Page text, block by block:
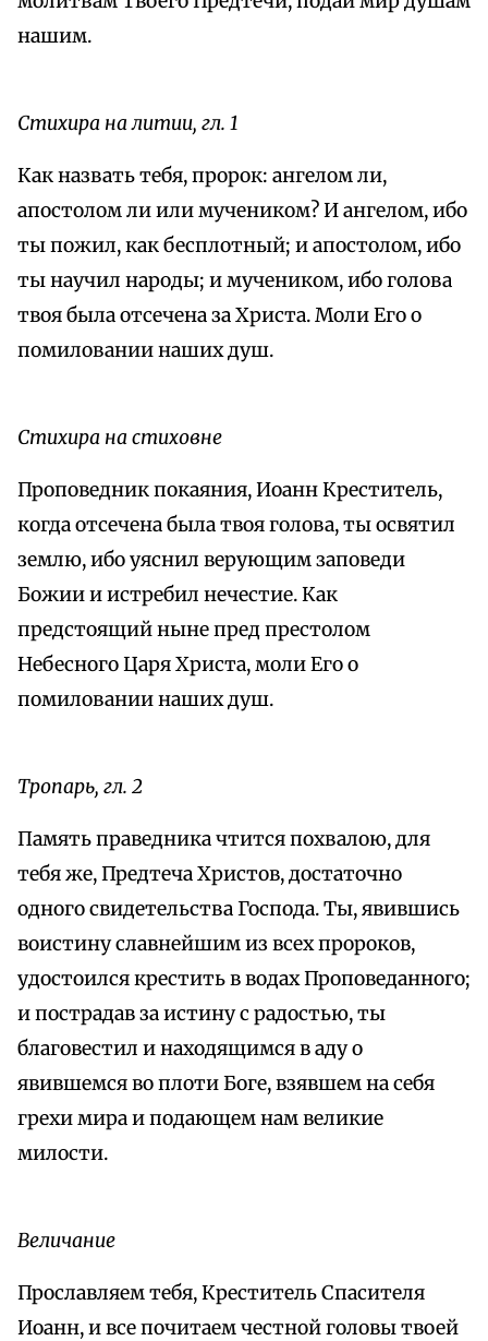
нашим.
Стихира на литии, гл. 1
Как назвать тебя, пророк: ангелом ли,
апостолом ли или мучеником? И ангелом, ибо
ты пожил, как бесплотный; и апостолом, ибо
ты научил народы; и мучеником, ибо голова
твоя была отсечена за Христа. Моли Его о
помиловании наших душ.
Стихира на стиховне
Проповедник покаяния, Иоанн Креститель,
когда отсечена была твоя голова, ты освятил
землю, ибо уяснил верующим заповеди
Божии и истребил нечестие. Как
предстоящий ныне пред престолом
Небесного Царя Христа, моли Его о
помиловании наших душ.
Тропарь, гл. 2
Память праведника чтится похвалою, для
тебя же, Предтеча Христов, достаточно
одного свидетельства Господа. Ты, явившись
воистину славнейшим из всех пророков,
удостоился крестить в водах Проповеданного;
и пострадав за истину с радостью, ты
благовестил и находящимся в аду о
явившемся во плоти Боге, взявшем на себя
грехи мира и подающем нам великие
милости.
Величание
Прославляем тебя, Креститель Спасителя
Иоанн, и все почитаем честной головы твоей